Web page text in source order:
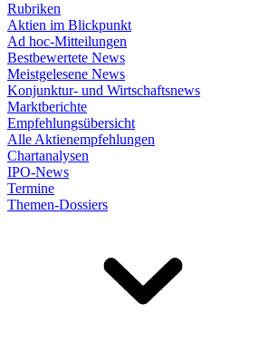
Rubriken
Aktien im Blickpunkt
Ad hoc-Mitteilungen
Bestbewertete News
Meistgelesene News
Konjunktur- und Wirtschaftsnews
Marktberichte
Empfehlungsübersicht
Alle Aktienempfehlungen
Chartanalysen
IPO-News
Termine
Themen-Dossiers